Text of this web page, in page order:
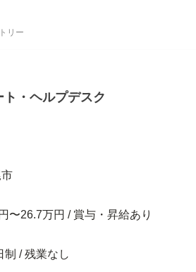
リー
・ヘルプデスク
〜26.7万円 / 賞与・昇給あり
制 / 残業なし